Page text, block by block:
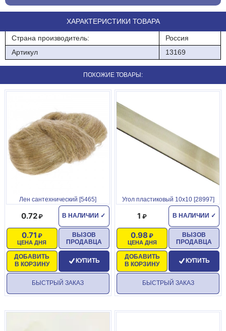
ХАРАКТЕРИСТИКИ ТОВАРА
Страна производитель:
Россия
Артикул
13169
ПОХОЖИЕ ТОВАРЫ:
Лен сантехнический [5465]
В НАЛИЧИИ ✓
0.72
ЦЕНА ДНЯ
0.71
ДОБАВИТЬ
В КОРЗИНУ
ВЫЗОВ
ПРОДАВЦА
КУПИТЬ
БЫСТРЫЙ ЗАКАЗ
Угол пластиковый 10х10 [28997]
В НАЛИЧИИ ✓
1
ЦЕНА ДНЯ
0.98
ДОБАВИТЬ
В КОРЗИНУ
ВЫЗОВ
ПРОДАВЦА
КУПИТЬ
БЫСТРЫЙ ЗАКАЗ